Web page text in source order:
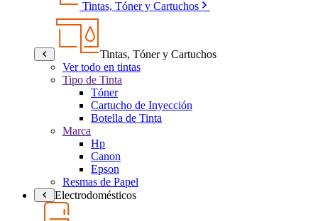
Tintas, Tóner y Cartuchos
Tintas, Tóner y Cartuchos
Ver todo en tintas
Tipo de Tinta
Tóner
Cartucho de Inyección
Botella de Tinta
Marca
Hp
Canon
Epson
Resmas de Papel
Electrodomésticos